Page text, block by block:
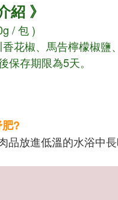
紹 》
/ 包 )
花椒、馬告檸檬椒鹽
存期限為5天。
?
放進低溫的水浴中長